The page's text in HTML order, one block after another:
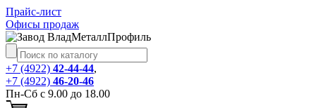
Прайс-лист
Офисы продаж
+7 (4922) 42-44-44,
+7 (4922) 46-20-46
Пн-Сб с 9.00 до 18.00